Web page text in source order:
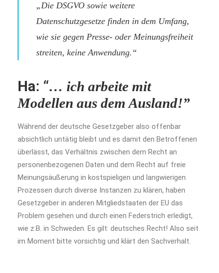
„Die DSGVO sowie weitere
Datenschutzgesetze finden in dem Umfang,
wie sie gegen Presse- oder Meinungsfreiheit
streiten, keine Anwendung.“
Ha: “… ich arbeite mit
Modellen aus dem Ausland!”
Während der deutsche Gesetzgeber also offenbar
absichtlich untätig bleibt und es damit den Betroffenen
überlässt, das Verhältnis zwischen dem Recht an
personenbezogenen Daten und dem Recht auf freie
Meinungsäußerung in kostspieligen und langwierigen
Prozessen durch diverse Instanzen zu klären, haben
Gesetzgeber in anderen Mitgliedstaaten der EU das
Problem gesehen und durch einen Federstrich erledigt,
wie z.B. in Schweden. Es gilt: deutsches Recht! Also seit
im Moment bitte vorsichtig und klärt den Sachverhalt.